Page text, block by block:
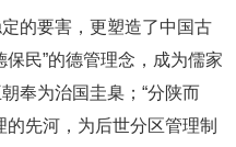
的要害，更塑造了中国古
民”的德管理念，成为儒家
奉为治国圭臬；“分陕而
先河，为后世分区管理制